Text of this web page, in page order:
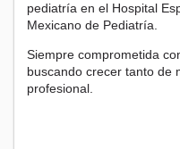
pediatría en el Hospital
Mexicano de Pediatría.
Siempre comprometida
buscando crecer tanto de
profesional.